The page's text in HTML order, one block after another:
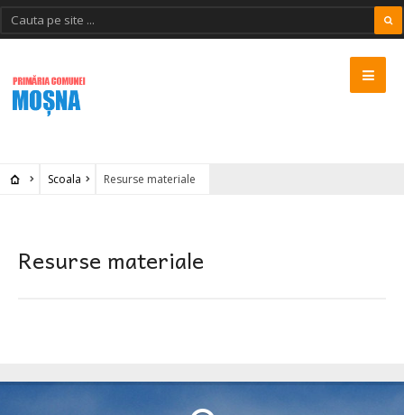
Scoala Resurse materiale
Resurse materiale